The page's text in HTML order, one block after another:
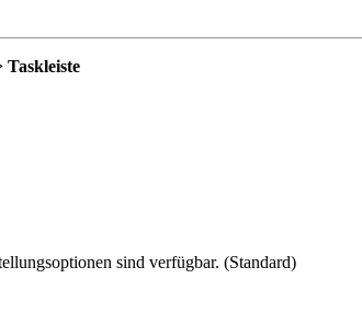
Taskleiste
sind verfügbar. (Standard)